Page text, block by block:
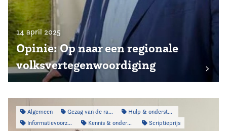
14 april 2025
Opinie: Op naar een regionale
volksvertegenwoordiging
Algemeen Gezag van de raad
Hulp & ondersteuning
Informatievoorziening
Kennis & onderzoek Scriptieprijs